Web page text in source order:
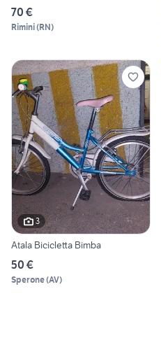
70 €
Rimini(RN)
3
Atala Bicicletta Bimba
50 €
Sperone(AV)